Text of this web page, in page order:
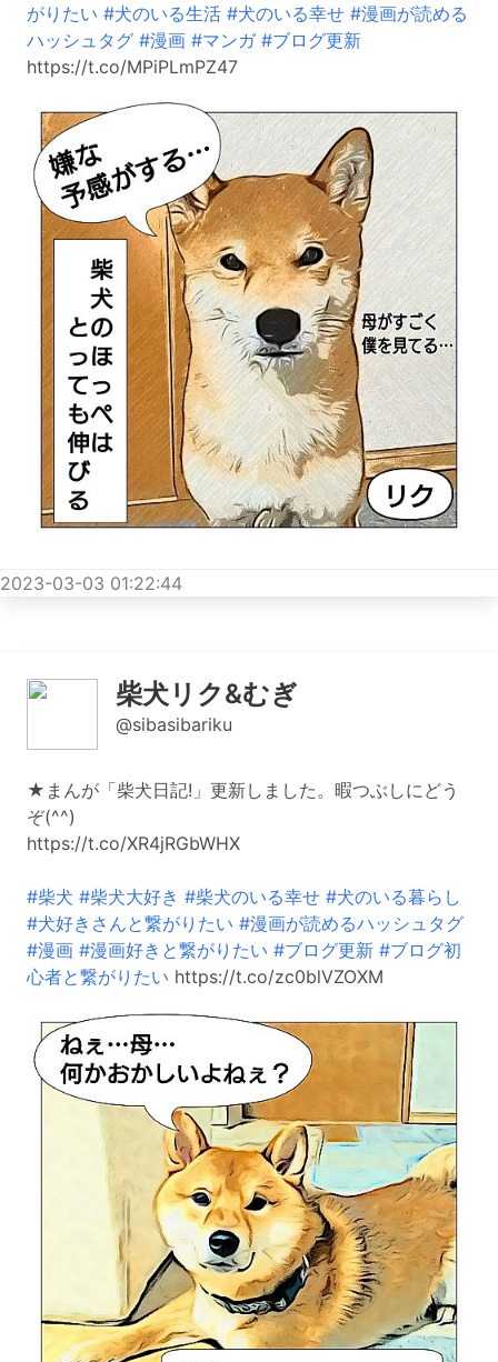
がりたい #犬のいる生活 #犬のいる幸せ #漫画が読める
ハッシュタグ #漫画 #マンガ #ブログ更新
https://t.co/MPiPLmPZ47
2023-03-03 01:22:44
柴犬リク&むぎ
@sibasibariku
★まんが「柴犬日記!」更新しました。暇つぶしにどう
ぞ(^^)
https://t.co/XR4jRGbWHX
#柴犬 #柴犬大好き #柴犬のいる幸せ #犬のいる暮らし
#犬好きさんと繋がりたい #漫画が読めるハッシュタグ
#漫画 #漫画好きと繋がりたい #ブログ更新 #ブログ初
心者と繋がりたい https://t.co/zc0blVZOXM